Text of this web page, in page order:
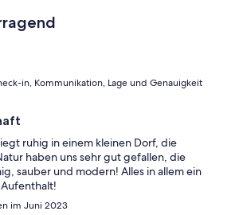
in, Kommunikation, Lage und Genauigkeit
ruhig in einem kleinen Dorf, die
haben uns sehr gut gefallen, die
sauber und modern! Alles in allem ein
im Juni 2023